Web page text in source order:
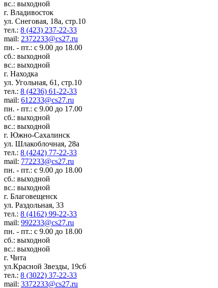
вс.: выходной
г. Владивосток
ул. Снеговая, 18а, стр.10
тел.: 8 (423) 237-22-33
mail: 2372233@cs27.ru
пн. - пт.: с 9.00 до 18.00
сб.: выходной
вс.: выходной
г. Находка
ул. Угольная, 61, стр.10
тел.: 8 (4236) 61-22-33
mail: 612233@cs27.ru
пн. - пт.: с 9.00 до 17.00
сб.: выходной
вс.: выходной
г. Южно-Сахалинск
ул. Шлакоблочная, 28а
тел.: 8 (4242) 77-22-33
mail: 772233@cs27.ru
пн. - пт.: с 9.00 до 18.00
сб.: выходной
вс.: выходной
г. Благовещенск
ул. Раздольная, 33
тел.: 8 (4162) 99-22-33
mail: 992233@cs27.ru
пн. - пт.: с 9.00 до 18.00
сб.: выходной
вс.: выходной
г. Чита
ул.Красной Звезды, 19с6
тел.: 8 (3022) 37-22-33
mail: 3372233@cs27.ru